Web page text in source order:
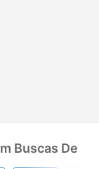
Buscas De